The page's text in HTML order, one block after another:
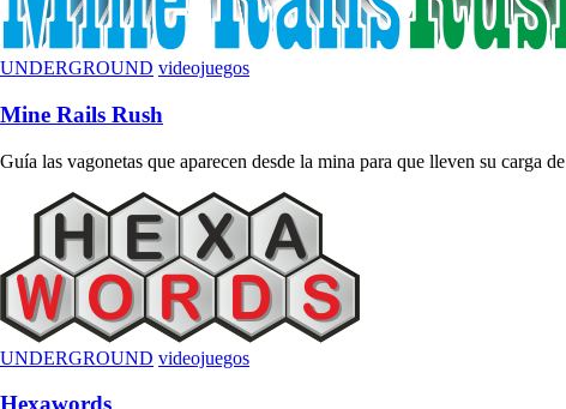
UNDERGROUND videojuegos
Mine Rails Rush
Guía las vagonetas que aparecen desde la mina para que lleven su carga
UNDERGROUND videojuegos
Hexawords